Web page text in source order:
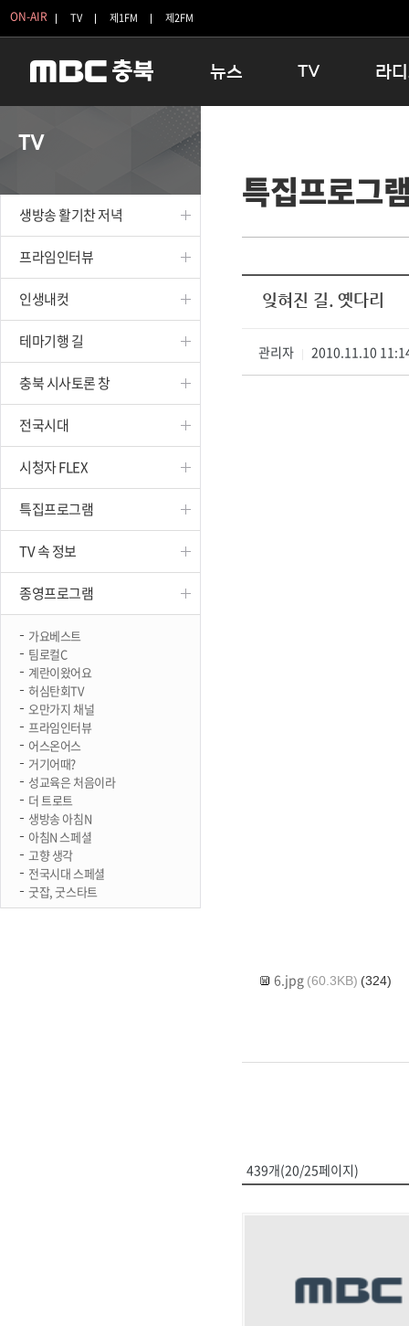
ON-AIR TV 제1FM 제2FM
뉴스
보은
옥천
TV
인생내컷
테마기행 길
시청자 FLEX
특집프로그램
종영프로그램
라
16:00 완
우리 고
TV
생방송 활기찬 저녁
프라임인터뷰
인생내컷
테마기행 길
충북 시사토론 창
전국시대
시청자 FLEX
특집프로그램
TV 속 정보
종영프로그램
가요베스트
팀로컬C
계란이왔어요
허심탄회TV
오만가지 채널
프라임인터뷰
어스온어스
거기어때?
성교육은 처음이라
더 트로트
생방송 아침N
아침N 스페셜
고향 생각
전국시대 스페셜
굿잡, 굿스타트
특집프로그
잊혀진 길. 옛다리
관리자 2010.11.10
6.jpg (60.3KB) (324)
439개(20/25페이지)